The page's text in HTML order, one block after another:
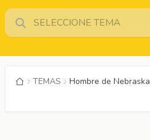
TEMAS Hombre de Nebraska